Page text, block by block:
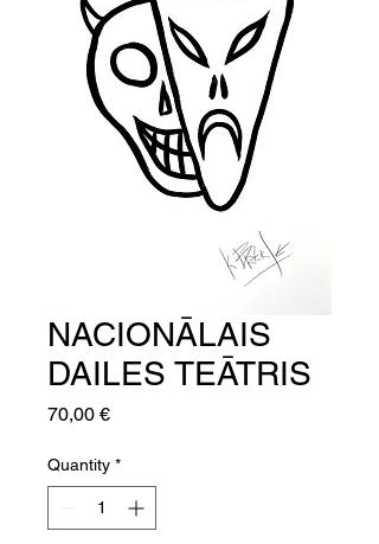
NACIONĀLAIS
DAILES TEĀTRIS
70,00 €Price
Quantity *